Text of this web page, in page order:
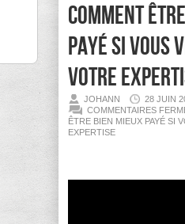
Comment
payé si vous
votre
JOHANN
28 JUIN
COMMENTAIRES
ÊTRE BIEN MIEUX PAYÉ SI
EXPERTISE